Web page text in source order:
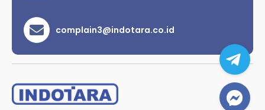
complain3@indotara.co.id